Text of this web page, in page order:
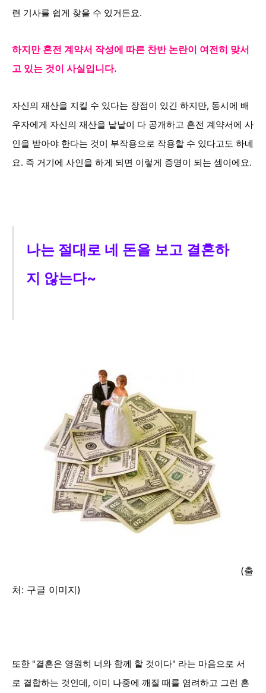
련 기사를 쉽게 찾을 수 있거든요.
하지만 혼전 계약서 작성에 따른 찬반 논란이 여전히 맞서
고 있는 것이 사실입니다.
자신의 재산을 지킬 수 있다는 장점이 있긴 하지만, 동시에 배
우자에게 자신의 재산을 낱낱이 다 공개하고 혼전 계약서에 사
인을 받아야 한다는 것이 부작용으로 작용할 수 있다고도 하네
요. 즉 거기에 사인을 하게 되면 이렇게 증명이 되는 셈이에요.
나는 절대로 네 돈을 보고 결혼하
지 않는다~
(출
처: 구글 이미지)
또한 "결혼은 영원히 너와 함께 할 것이다" 라는 마음으로 서
로 결합하는 것인데, 이미 나중에 깨질 때를 염려하고 그런 혼